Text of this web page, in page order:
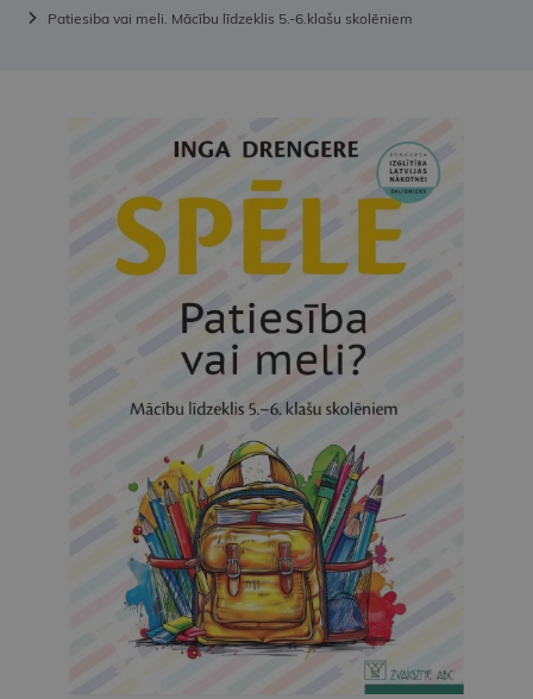
Patiesiba vai meli. Mācību līdzeklis 5.-6.klašu skolēniem